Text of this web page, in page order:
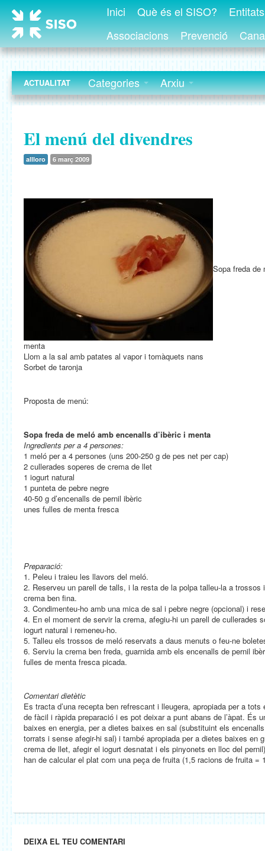
Inici Què és el SISO?
Associacions
Prevenció
ACTUALITAT Categories Arxiu
El menú del divendres
allloro 6 març 2009
Sopa freda de
menta
Llom a la sal amb patates al vapor i tomàquets nans
Sorbet de taronja
Proposta de menú:
Sopa freda de meló amb encenalls d’ibèric i menta
Ingredients per a 4 persones:
1 meló per a 4 persones (uns 200-250 g de pes net per cap)
2 cullerades soperes de crema de llet
1 iogurt natural
1 punteta de pebre negre
40-50 g d’encenalls de pernil ibèric
unes fulles de menta fresca
Preparació:
1. Peleu i traieu les llavors del meló.
2. Reserveu un parell de talls, i la resta de la polpa talleu-la a trossos
crema ben fina.
3. Condimenteu-ho amb una mica de sal i pebre negre (opcional) i
4. En el moment de servir la crema, afegiu-hi un parell de cullerades
iogurt natural i remeneu-ho.
5. Talleu els trossos de meló reservats a daus menuts o feu-ne
6. Serviu la crema ben freda, guarnida amb els encenalls de pernil
fulles de menta fresca picada.
Comentari dietètic
Es tracta d’una recepta ben refrescant i lleugera, apropiada per a
de fàcil i ràpida preparació i es pot deixar a punt abans de l’àpat. És
baixes en energia, per a dietes baixes en sal (substituint els
torrats i sense afegir-hi sal) i també apropiada per a dietes baixes en
crema de llet, afegir el iogurt desnatat i els pinyonets en lloc del
han de calcular el plat com una peça de fruita (1,5 racions de fruita =
DEIXA EL TEU COMENTARI